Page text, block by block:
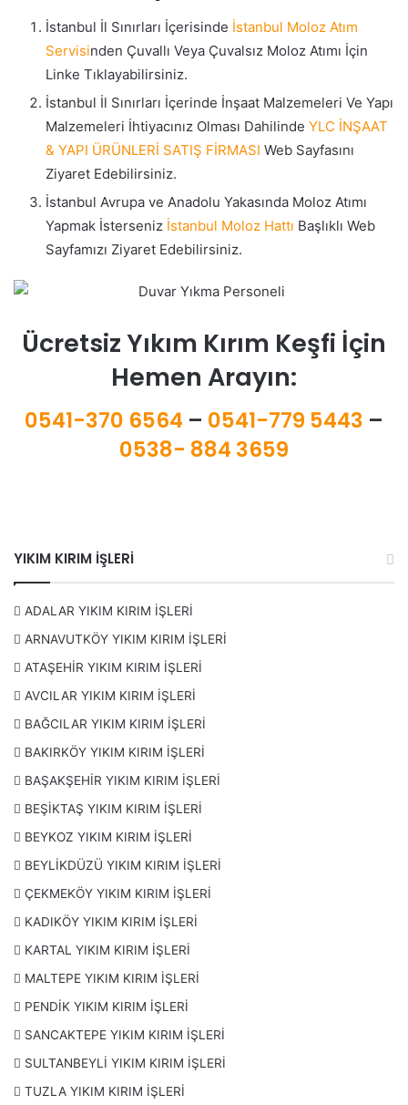
İstanbul İl Sınırları İçerisinde İstanbul Moloz Atım
Servisinden Çuvallı Veya Çuvalsız Moloz Atımı İçin
Linke Tıklayabilirsiniz.
İstanbul İl Sınırları İçerinde İnşaat Malzemeleri Ve Yapı
Malzemeleri İhtiyacınız Olması Dahilinde YLC İNŞAAT
& YAPI ÜRÜNLERİ SATIŞ FİRMASI Web Sayfasını
Ziyaret Edebilirsiniz.
İstanbul Avrupa ve Anadolu Yakasında Moloz Atımı
Yapmak İsterseniz İstanbul Moloz Hattı Başlıklı Web
Sayfamızı Ziyaret Edebilirsiniz.
Ücretsiz Yıkım Kırım Keşfi İçin
Hemen Arayın:
0541-370 6564 – 0541-779 5443 –
0538- 884 3659
YIKIM KIRIM İŞLERİ
ADALAR YIKIM KIRIM İŞLERİ
ARNAVUTKÖY YIKIM KIRIM İŞLERİ
ATAŞEHİR YIKIM KIRIM İŞLERİ
AVCILAR YIKIM KIRIM İŞLERİ
BAĞCILAR YIKIM KIRIM İŞLERİ
BAKIRKÖY YIKIM KIRIM İŞLERİ
BAŞAKŞEHİR YIKIM KIRIM İŞLERİ
BEŞİKTAŞ YIKIM KIRIM İŞLERİ
BEYKOZ YIKIM KIRIM İŞLERİ
BEYLİKDÜZÜ YIKIM KIRIM İŞLERİ
ÇEKMEKÖY YIKIM KIRIM İŞLERİ
KADIKÖY YIKIM KIRIM İŞLERİ
KARTAL YIKIM KIRIM İŞLERİ
MALTEPE YIKIM KIRIM İŞLERİ
PENDİK YIKIM KIRIM İŞLERİ
SANCAKTEPE YIKIM KIRIM İŞLERİ
SULTANBEYLİ YIKIM KIRIM İŞLERİ
TUZLA YIKIM KIRIM İŞLERİ